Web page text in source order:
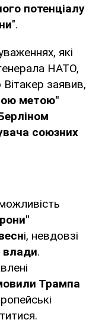
потенціалу
".
які
НАТО,
заявив,
метою"
союзних
і, невдовзі
влади.
Трампа